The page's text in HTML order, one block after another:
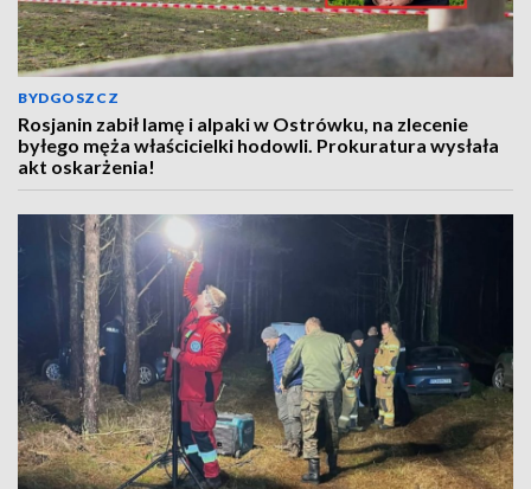
BYDGOSZCZ
Rosjanin zabił lamę i alpaki w Ostrówku, na zlecenie
byłego męża właścicielki hodowli. Prokuratura wysłała
akt oskarżenia!